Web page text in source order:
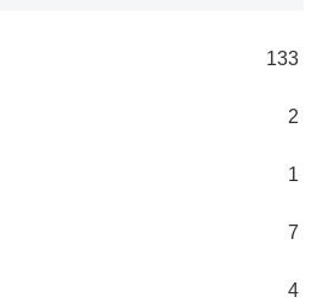
133
2
1
7
4